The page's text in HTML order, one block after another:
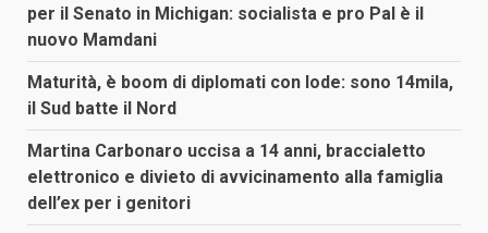
per il Senato in Michigan: socialista e pro Pal è il
nuovo Mamdani
Maturità, è boom di diplomati con lode: sono 14mila,
il Sud batte il Nord
Martina Carbonaro uccisa a 14 anni, braccialetto
elettronico e divieto di avvicinamento alla famiglia
dell’ex per i genitori